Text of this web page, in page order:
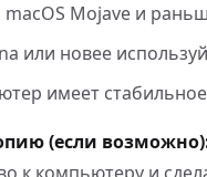
Mojave и
или новее
имеет
(если